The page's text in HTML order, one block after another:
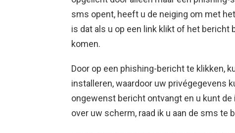
sms opent, heeft u de neiging om met
is dat als u op een link klikt of het bericht
komen.
Door op een phishing-bericht te klikken,
installeren, waardoor uw privégegevens
ongewenst bericht ontvangt en u kunt
over uw scherm, raad ik u aan de sms te